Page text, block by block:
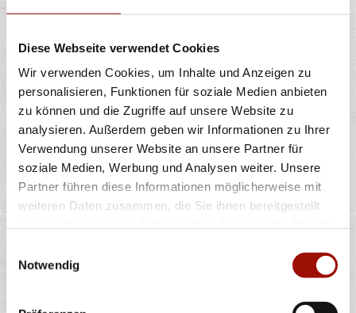
Diese Webseite verwendet Cookies
Wir verwenden Cookies, um Inhalte und Anzeigen zu
personalisieren, Funktionen für soziale Medien anbieten
zu können und die Zugriffe auf unsere Website zu
analysieren. Außerdem geben wir Informationen zu Ihrer
Verwendung unserer Website an unsere Partner für
soziale Medien, Werbung und Analysen weiter. Unsere
Partner führen diese Informationen möglicherweise mit
weiteren Daten zusammen, die Sie ihnen bereitgestellt
Notwendig
POMMES
Knusprige Pommes Frites inclusive Dip nach Wahl
5,49 €
FLATBREAD SIZILIANA